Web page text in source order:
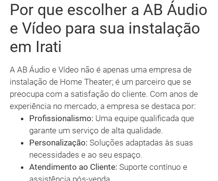
Por que escolher a AB Áudio
e Vídeo para sua instalação
em Irati
A AB Áudio e Vídeo não é apenas uma empresa de
instalação de Home Theater; é um parceiro que se
preocupa com a satisfação do cliente. Com anos de
experiência no mercado, a empresa se destaca por:
Profissionalismo: Uma equipe qualificada que
garante um serviço de alta qualidade.
Personalização: Soluções adaptadas às suas
necessidades e ao seu espaço.
Atendimento ao Cliente: Suporte contínuo e